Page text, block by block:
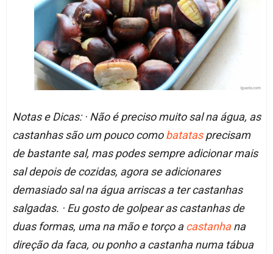
Notas e Dicas: · Não é preciso muito sal na água, as
castanhas são um pouco comobatatasprecisam
de bastante sal, mas podes sempre adicionar mais
sal depois de cozidas, agora se adicionares
demasiado sal na água arriscas a ter castanhas
salgadas. · Eu gosto de golpear as castanhas de
duas formas, uma na mão e torço acastanhana
direção da faca, ou ponho a castanha numa tábua